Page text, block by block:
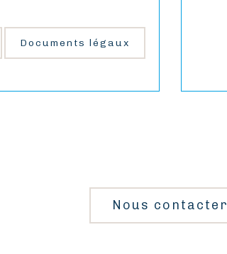
Documents légaux
Nous contacter